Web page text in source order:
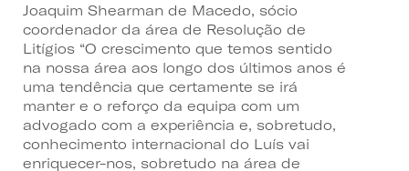
Joaquim Shearman de Macedo, sócio
coordenador da área de Resolução de
Litígios “O crescimento que temos sentido
na nossa área aos longo dos últimos anos é
uma tendência que certamente se irá
manter e o reforço da equipa com um
advogado com a experiência e, sobretudo,
conhecimento internacional do Luís vai
enriquecer-nos, sobretudo na área de